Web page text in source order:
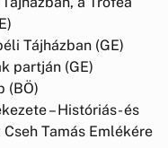
Tájházban (GE)
partján (GE)
(BÖ)
– Históriás- és
Tamás Emlékére